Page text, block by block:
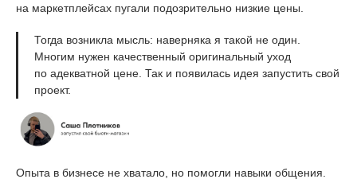
на маркетплейсах пугали подозрительно низкие цены.
Тогда возникла мысль: наверняка я такой не один.
Многим нужен качественный оригинальный уход
по адекватной цене. Так и появилась идея запустить свой
проект.
Опыта в бизнесе не хватало, но помогли навыки общения.